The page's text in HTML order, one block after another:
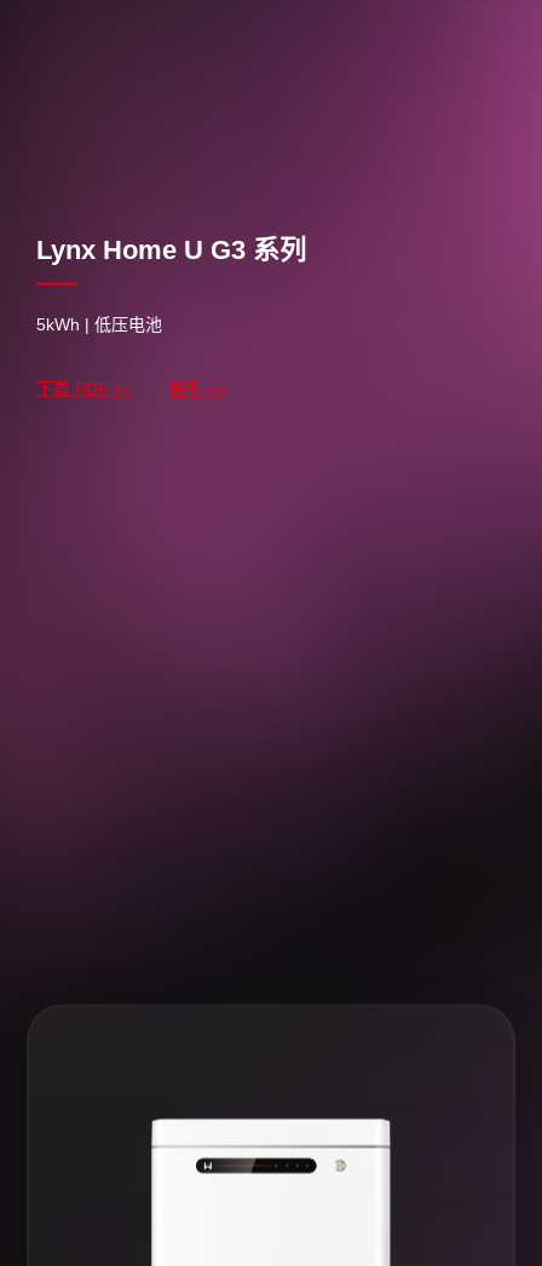
Lynx Home U G3 系列
5kWh | 低压电池
下载 PDF >> 联系 >>